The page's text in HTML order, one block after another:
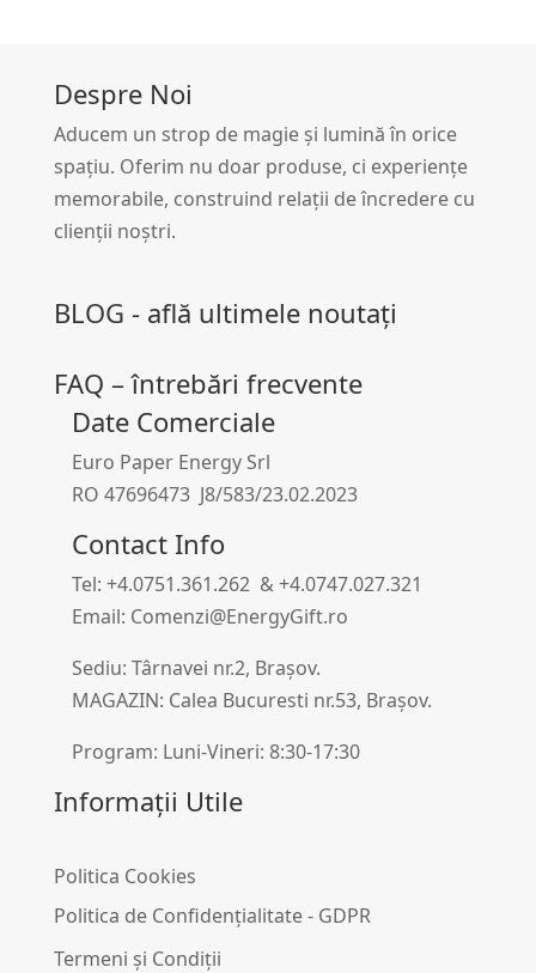
Despre Noi
Aducem un strop de magie și lumină în orice
spațiu. Oferim nu doar produse, ci experiențe
memorabile, construind relații de încredere cu
clienții noștri.
BLOG - află ultimele noutați
FAQ – întrebări frecvente
Date Comerciale
Euro Paper Energy Srl
RO 47696473 J8/583/23.02.2023
Contact Info
Tel: +4.0751.361.262 & +4.0747.027.321
Email: Comenzi@EnergyGift.ro
Sediu: Târnavei nr.2, Brașov.
MAGAZIN: Calea Bucuresti nr.53, Brașov.
Program: Luni-Vineri: 8:30-17:30
Informații Utile
Politica Cookies
Politica de Confidențialitate - GDPR
Termeni și Condiții